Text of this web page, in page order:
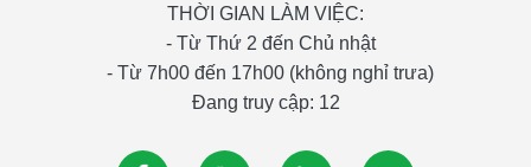
THỜI GIAN LÀM VIỆC:
- Từ Thứ 2 đến Chủ nhật
- Từ 7h00 đến 17h00 (không nghỉ trưa)
Đang truy cập: 12